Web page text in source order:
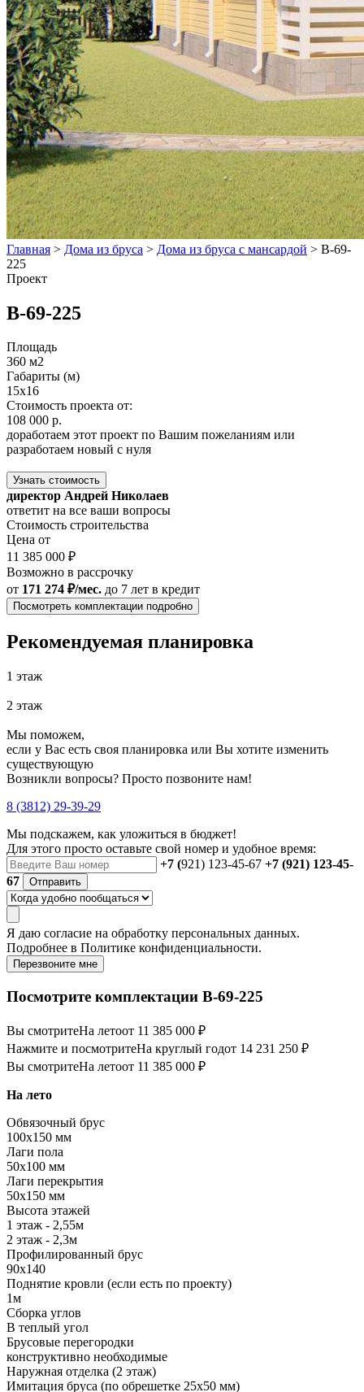
Главная > Дома из бруса > Дома из бруса с мансардой > В-69-
225
Проект
В-69-225
Площадь
360 м2
Габариты (м)
15x16
Стоимость проекта от:
108 000 р.
доработаем этот проект по Вашим пожеланиям или
разработаем новый с нуля
Узнать стоимость
директор Андрей Николаев
ответит на все ваши вопросы
Стоимость строительства
Цена от
11 385 000 ₽
Возможно в рассрочку
от 171 274 ₽/мес. до 7 лет в кредит
Посмотреть комплектации подробно
Рекомендуемая планировка
1 этаж
2 этаж
Мы поможем,
если у Вас есть своя планировка или Вы хотите изменить
существующую
Возникли вопросы? Просто позвоните нам!
8 (3812) 29-39-29
Мы подскажем, как уложиться в бюджет!
Для этого просто оставьте свой номер и удобное время:
+7 (921) 123-45-67 +7 (921) 123-45-
67
Отправить
Я даю согласие на обработку персональных данных.
Подробнее в Политике конфиденциальности.
Перезвоните мне
Посмотрите комплектации В-69-225
Вы смотритеНа летоот 11 385 000 ₽
Нажмите и посмотритеНа круглый годот 14 231 250 ₽
Вы смотритеНа летоот 11 385 000 ₽
На лето
Обвязочный брус
100х150 мм
Лаги пола
50х100 мм
Лаги перекрытия
50х150 мм
Высота этажей
1 этаж - 2,55м
2 этаж - 2,3м
Профилированный брус
90х140
Поднятие кровли (если есть по проекту)
1м
Сборка углов
В теплый угол
Брусовые перегородки
конструктивно необходимые
Наружная отделка (2 этаж)
Имитация бруса (по обрешетке 25х50 мм)